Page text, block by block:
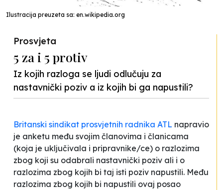
Ilustracija preuzeta sa: en.wikipedia.org
Prosvjeta
5 za i 5 protiv
Iz kojih razloga se ljudi odlučuju za
nastavnički poziv a iz kojih bi ga napustili?
Britanski sindikat prosvjetnih radnika ATL napravio
je anketu među svojim članovima i članicama
(koja je uključivala i pripravnike/ce) o razlozima
zbog koji su odabrali nastavnički poziv ali i o
razlozima zbog kojih bi taj isti poziv napustili. Među
razlozima zbog kojih bi napustili ovaj posao